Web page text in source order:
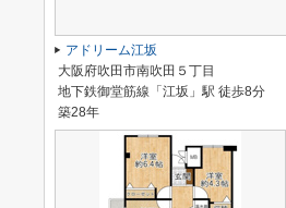
アドリーム江坂
大阪府吹田市南吹田５丁目
地下鉄御堂筋線「江坂」駅 徒歩8分
築28年